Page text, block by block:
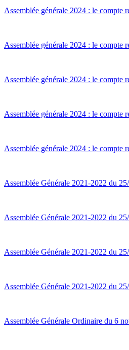
Assemblée générale 2024 : le compte
Assemblée générale 2024 : le compte
Assemblée générale 2024 : le compte
Assemblée générale 2024 : le compte
Assemblée générale 2024 : le compte
Assemblée Générale 2021-2022 du
Assemblée Générale 2021-2022 du
Assemblée Générale 2021-2022 du
Assemblée Générale 2021-2022 du
Assemblée Générale Ordinaire du 6